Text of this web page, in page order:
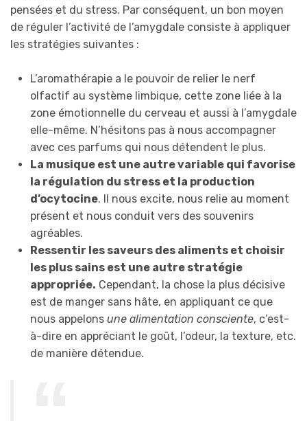
pensées et du stress. Par conséquent, un bon moyen
de réguler l’activité de l’amygdale consiste à appliquer
les stratégies suivantes :
L’aromathérapie a le pouvoir de relier le nerf
olfactif au système limbique, cette zone liée à la
zone émotionnelle du cerveau et aussi à l’amygdale
elle-même. N’hésitons pas à nous accompagner
avec ces parfums qui nous détendent le plus.
La musique est une autre variable qui favorise
la régulation du stress et la production
d’ocytocine. Il nous excite, nous relie au moment
présent et nous conduit vers des souvenirs
agréables.
Ressentir les saveurs des aliments et choisir
les plus sains est une autre stratégie
appropriée. Cependant, la chose la plus décisive
est de manger sans hâte, en appliquant ce que
nous appelons une alimentation consciente, c’est-
à-dire en appréciant le goût, l’odeur, la texture, etc.
de manière détendue.